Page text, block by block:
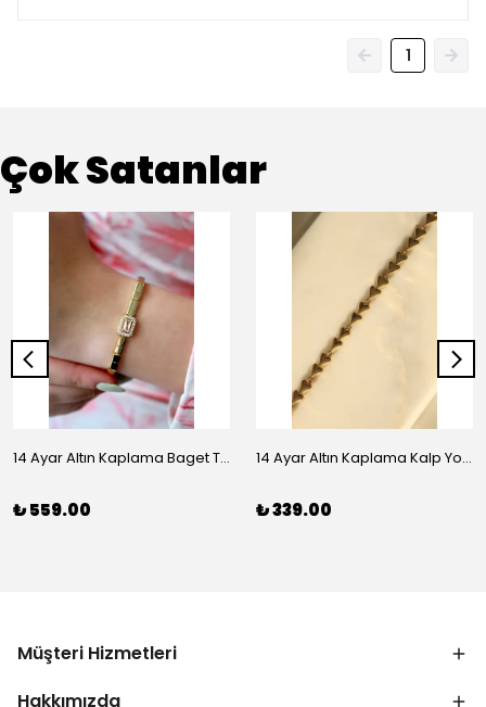
1
Çok Satanlar
14 Ayar Altın Kaplama Baget Taşlı Vip Bileklik
₺ 559.00
14 Ayar Altın Kaplama Kalp Yolu Bileklik
₺ 339.00
Müşteri Hizmetleri
Hakkımızda